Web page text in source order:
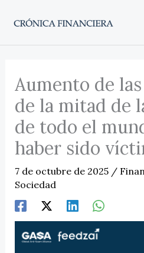
Aumento de
de la mitad de
de todo el
haber sido
7 de octubre de 2025 /
Sociedad